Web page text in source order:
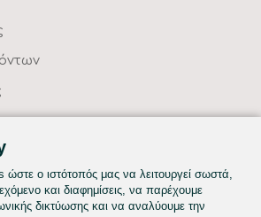
ΣΑΣ
ΜΕΤΡΟ
ώστε ο ιστότοπός μας να λειτουργεί σωστά,
και διαφημίσεις, να παρέχουμε
δικτύωσης και να αναλύουμε την